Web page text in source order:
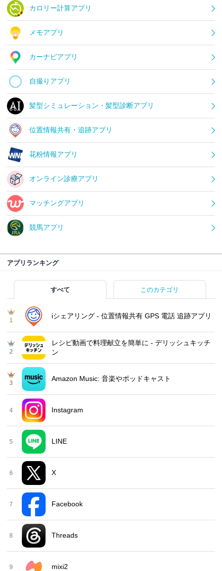
カロリー計算アプリ
メモアプリ
カーナビアプリ
自撮りアプリ
髪型シミュレーション・髪型診断アプリ
位置情報共有・追跡アプリ
花粉情報アプリ
オンライン診療アプリ
マッチングアプリ
競馬アプリ
アプリランキング
すべて このカテゴリ
1
iシェアリング - 位置情報共有 GPS 電話 追跡アプリ
2
レシピ動画で料理献立を簡単‪に - デリッシュキッチ
ン
3
Amazon Music: 音楽やポッドキャスト
4 Instagram
5 LINE
6 X
7 Facebook
8 Threads
9 mixi2